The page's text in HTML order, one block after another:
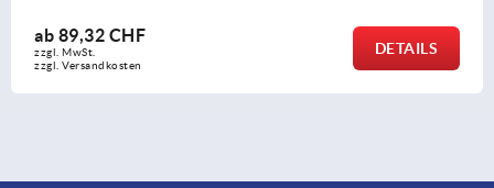
DETAILS